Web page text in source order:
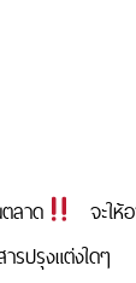
ลาด
จะใ
รปรุงแต่งใดๆ